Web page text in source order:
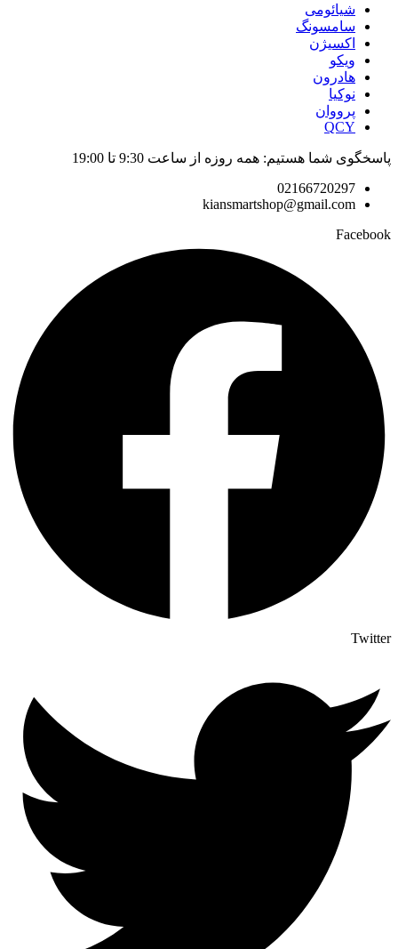
شیائومی
سامسونگ
اکسیژن
ویکو
هادرون
نوکیا
پرووان
QCY
پاسخگوی شما هستیم: همه روزه از ساعت 9:30 تا 19:00
02166720297
kiansmartshop@gmail.com
Facebook
Twitter